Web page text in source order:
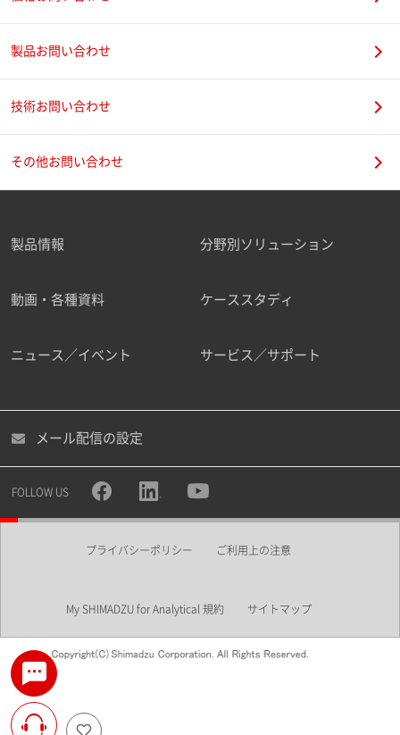
製品お問い合わせ
技術お問い合わせ
その他お問い合わせ
製品情報 分野別ソリューション
動画・各種資料 ケーススタディ
ニュース／イベント サービス／サポート
メール配信の設定
FOLLOW US
プライバシーポリシー ご利用上の注意
My SHIMADZU for Analytical 規約 サイトマップ